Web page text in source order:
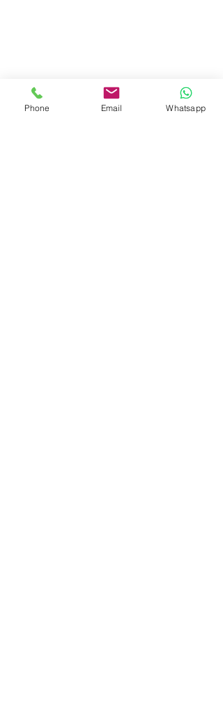
Phone Email Whatsapp